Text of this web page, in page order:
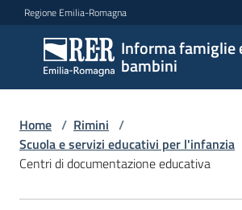
Vai al contenuto
Vai alla navigazione
Vai al footer
Regione Emilia-Romagna
Informa famiglie
bambini
Informa
famiglie
e
bambini
Home / Rimini /
Scuola e servizi educativi per l'infanzia
Centri di documentazione educativa